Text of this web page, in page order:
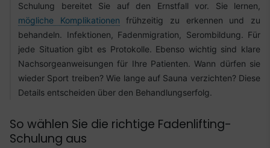
Schulung bereitet Sie auf den Ernstfall vor. Sie lernen,
mögliche Komplikationen frühzeitig zu erkennen und zu
behandeln. Infektionen, Fadenmigration, Serombildung. Für
jede Situation gibt es Protokolle. Ebenso wichtig sind klare
Nachsorgeanweisungen für Ihre Patienten. Wann dürfen sie
wieder Sport treiben? Wie lange auf Sauna verzichten? Diese
Details entscheiden über den Behandlungserfolg.
So wählen Sie die richtige Fadenlifting-
Schulung aus